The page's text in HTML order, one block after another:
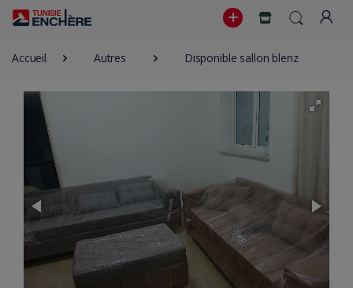
Accueil Autres Disponible sallon blenz